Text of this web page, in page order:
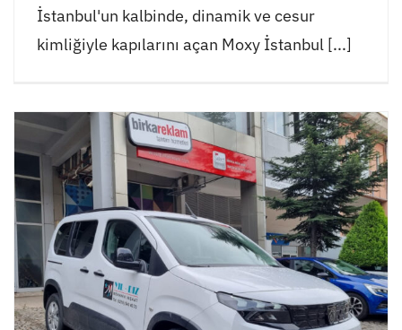
İstanbul'un kalbinde, dinamik ve cesur
kimliğiyle kapılarını açan Moxy İstanbul [...]